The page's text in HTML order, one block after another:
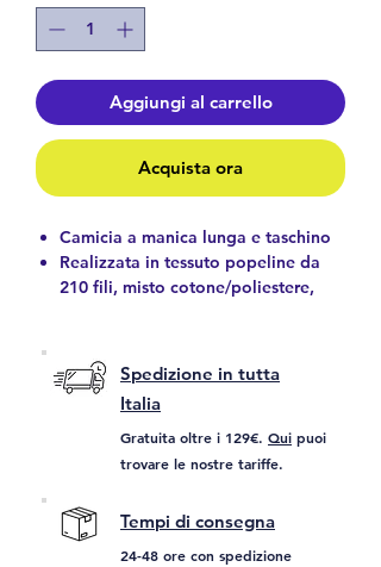
Aggiungi al carrello
Acquista ora
Camicia a manica lunga e taschino
Realizzata in tessuto popeline da
210 fili, misto cotone/poliestere,
Taschino sul petto a sinistra per
avere tutto a portata di mano.
Polsini e chiusura frontale con
bottoni tono su tono, due soffietti
sul retro per il massimo comfort
maniche e giromanica che ne
aumentano la resistenza.
Spedizione in tutta
Italia
Gratuita oltre i 129€. Qui puoi
trovare le nostre tariffe.
Tempi di consegna
24-48 ore con spedizione